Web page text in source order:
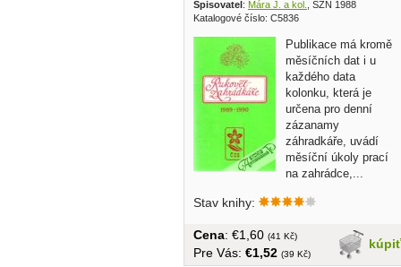
Spisovatel: Mára J. a kol.
, SZN 1988
Katalogové číslo: C5836
Publikace má kromě
měsíčních dat i u
každého data
kolonku, která je
určena pro denní
zázanamy
záhradkáře, uvádí
měsíční úkoly prací
na zahrádce,...
Stav knihy:
kúpiť
Cena: €1,60 (41 Kč)
Pre Vás: €1,52 (39 Kč)